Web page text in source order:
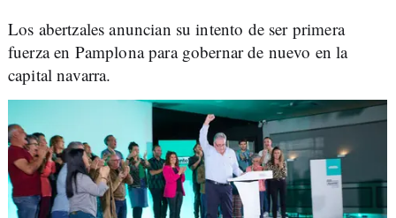
Los abertzales anuncian su intento de ser primera
fuerza en Pamplona para gobernar de nuevo en la
capital navarra.